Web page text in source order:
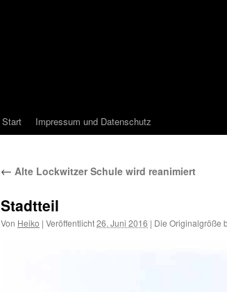
Start Impressum und Datenschutz
← Alte Lockwitzer Schule wird reanimiert
Stadtteil
Von Heiko | Veröffentlicht26. Juni 2016 | Die Originalgröße